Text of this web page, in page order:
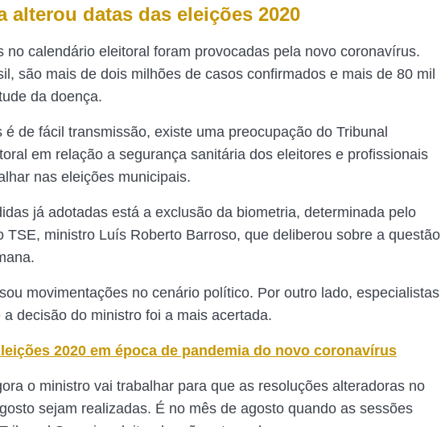
alterou datas das eleições 2020
no calendário eleitoral foram provocadas pela novo coronavírus.
são mais de dois milhões de casos confirmados e mais de 80 mil
da doença.
é de fácil transmissão, existe uma preocupação do Tribunal
em relação a segurança sanitária dos eleitores e profissionais
nas eleições municipais.
já adotadas está a exclusão da biometria, determinada pelo
TSE, ministro Luís Roberto Barroso, que deliberou sobre a questão
movimentações no cenário político. Por outro lado, especialistas
a decisão do ministro foi a mais acertada.
2020 em época de pandemia do novo coronavírus
o ministro vai trabalhar para que as resoluções alteradoras no
sejam realizadas. É no mês de agosto quando as sessões